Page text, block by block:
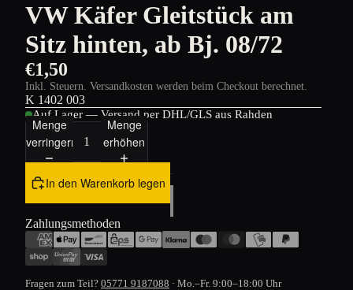
VW Käfer Gleitstück am
Sitz hinten, ab Bj. 08/72
€1,50
Inkl. Steuern. Versandkosten werden beim Checkout berechnet.
K 1402 003
Auf Lager — Versand per DHL/GLS aus Rahden
Menge
verringern
Menge
erhöhen
In den Warenkorb legen
Zahlungsmethoden
Fragen zum Teil? 05771 9187088 · Mo.–Fr. 9:00–18:00 Uhr